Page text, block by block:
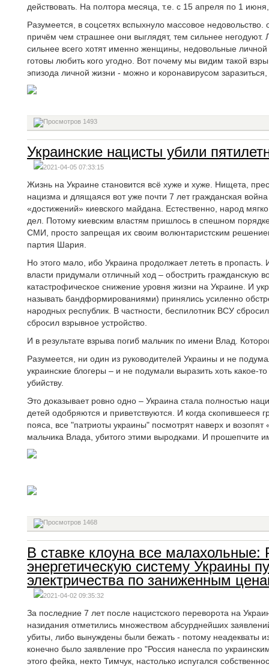
действовать. На полтора месяца, т.е. с 15 апреля по 1
Разумеется, в соцсетях вспыхнуло массовое
причём чем страшнее они выглядят, тем сильнее негодуют.
сильнее всего хотят именно женщины, недовольные
готовы любить кого угодно. Вот почему мы видим такой
эпизода личной жизни - можно и коронавирусом
1493
Украинские нацисты убили
2021-04-05 07:33:15
Жизнь на Украине становится всё хуже и хуже. Нищета,
нацизма и длящаяся вот уже почти 7 лет гражданская
«достижений» киевского майдана. Естественно, народ
дел. Потому киевским властям пришлось в спешном
СМИ, просто запрещая их своим волюнтаристским
партия Шария.
Но этого мало, ибо Украина продолжает лететь в пропасть.
власти придумали отличный ход – обострить гражданскую
катастрофическое снижение уровня жизни на Украине. И
называть бандформированиями) принялись усиленно
народных республик. В частности, беспилотник ВСУ
сбросил взрывное устройство.
И в результате взрыва погиб мальчик по имени Влад.
Разумеется, ни один из руководителей Украины и не
украинские блогеры – и не подумали выразить хоть какое-
убийству.
Это доказывает ровно одно – Украина стала полностью
детей одобряются и приветствуются. И когда скопившееся
пояса, все "патриоты украины" посмотрят наверх и
мальчика Влада, убитого этими выродками. И прошепчите
1468
В ставке клоуна все малахольные:
энергетическую систему Украины
электричества по заниженным
2021-04-02 09:35:32
За последние 7 лет после нацистского переворота на
назидания отметились множеством абсурднейших
убиты, либо вынуждены были бежать - потому неадекваты
конечно было заявление про "Россия нанесла по
этого фейка, некто Тимчук, настолько испугался